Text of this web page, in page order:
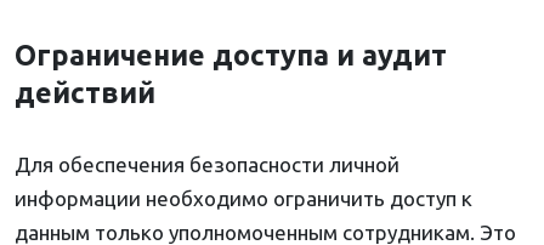
Ограничение доступа и аудит
действий
Для обеспечения безопасности личной
информации необходимо ограничить доступ к
данным только уполномоченным сотрудникам. Это